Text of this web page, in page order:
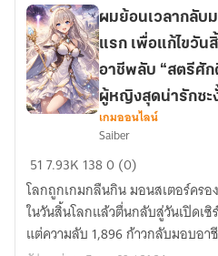
เวลา
กลับ
มา
ใน
ผมย้อนเวลากลับ
แรก เพื่อแก้ไขวัน
อาชีพลับ “สตรีศัก
ผู้หญิงสุดน่ารักซะ
เกมออนไลน์
Saiber
517.93K 1380 (0)
โลกถูกเกมกลืนกิน มอนสเตอร์ครอ
ในวันสิ้นโลกแล้วตื่นกลับสู่วันเปิดเซิ
แต่ความลับ 1,896 ก้าวกลับมอบอ